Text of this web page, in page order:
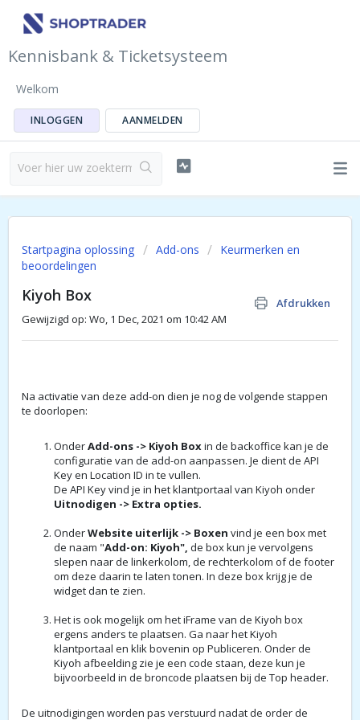
Kennisbank & Ticketsysteem
Welkom
INLOGGEN AANMELDEN
Startpagina oplossing Add-ons
Keurmerken en
beoordelingen
Kiyoh Box
Afdrukken
Gewijzigd op: Wo, 1 Dec, 2021 om 10:42 AM
Na activatie van deze add-on dien je nog de volgende stappen
te doorlopen:
OnderAdd-ons -> Kiyoh Boxin de backoffice kan je de
configuratie van de add-on aanpassen. Je dient de API
Key en Location ID in te vullen.
De API Key vind je in het klantportaal van Kiyoh onder
Uitnodigen -> Extra opties.
OnderWebsite uiterlijk -> Boxen vind je een box met
de naam "Add-on: Kiyoh", de box kun je vervolgens
slepen naar de linkerkolom, de rechterkolom of de footer
om deze daarin te laten tonen. In deze box krijg je de
widget dan te zien.
Het is ook mogelijk om het iFrame van de Kiyoh box
ergens anders te plaatsen. Ga naar het Kiyoh
klantportaal en klik bovenin op Publiceren. Onder de
Kiyoh afbeelding zie je een code staan, deze kun je
bijvoorbeeld in de broncode plaatsen bij de Top header.
De uitnodigingen worden pas verstuurd nadat de order de